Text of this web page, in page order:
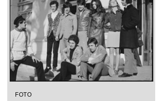
FOTO